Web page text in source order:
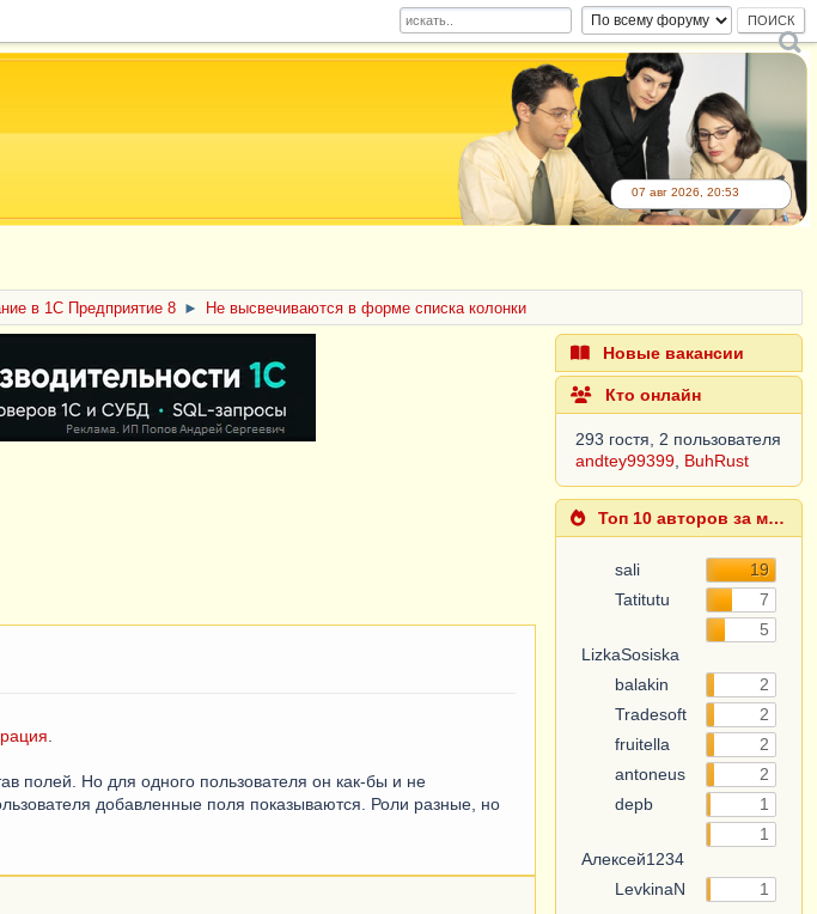
07 авг 2026, 20:53
в 1С Предприятие 8 ► Не высвечиваются в форме списка колонки
полей. Но для одного пользователя он как-бы и не
добавленные поля показываются. Роли разные, но
Новые вакансии
Кто онлайн
293 гостя, 2 пользователя
andtey99399 BuhRust
Топ 10 авторов за месяц
sali
19
Tatitutu
7
LizkaSosiska
5
balakin
2
Tradesoft
2
fruitella
2
antoneus
2
depb
1
Алексей1234
1
LevkinaN 1